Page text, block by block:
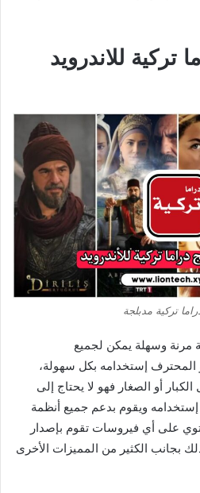
تركية للاندرويد
تركية مدبلجة
مرنة وسهلة يمكن لجميع
المحترف إستخدامه بكل سهولة،
أو الصغار فهو لا يحتاج إلى
ويقوم بدعم جميع أنظمة
على أي فيروسات تقوم بإصدار
بجانب الكثير من المميزات الأخرى